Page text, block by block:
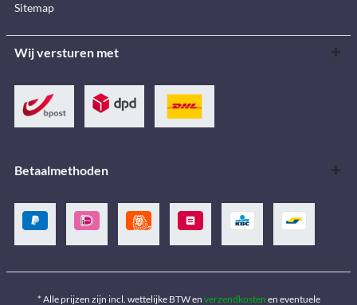
Sitemap
Wij versturen met
Betaalmethoden
* Alle prijzen zijn incl. wettelijke BTW en verzendkosten en eventuele